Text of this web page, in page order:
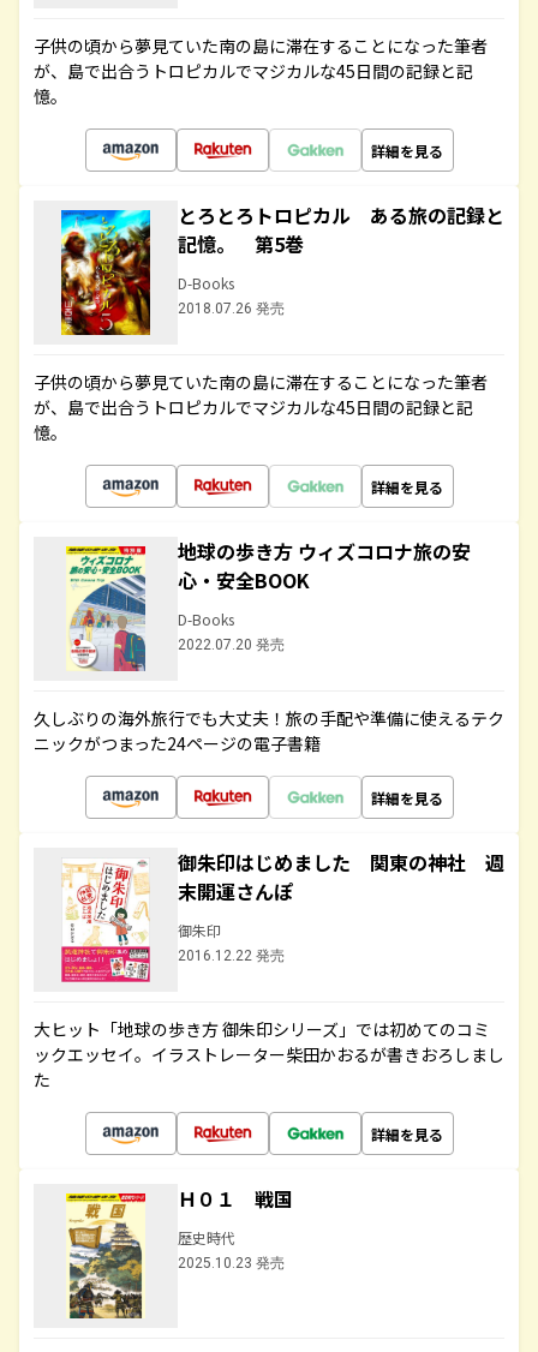
子供の頃から夢見ていた南の島に滞在することになった筆者
が、島で出合うトロピカルでマジカルな45日間の記録と記
憶。
詳細を見る
とろとろトロピカル ある旅の記録と
記憶。 第5巻
D-Books
2018.07.26 発売
子供の頃から夢見ていた南の島に滞在することになった筆者
が、島で出合うトロピカルでマジカルな45日間の記録と記
憶。
詳細を見る
地球の歩き方 ウィズコロナ旅の安
心・安全BOOK
D-Books
2022.07.20 発売
久しぶりの海外旅行でも大丈夫！旅の手配や準備に使えるテク
ニックがつまった24ページの電子書籍
詳細を見る
御朱印はじめました 関東の神社 週
末開運さんぽ
御朱印
2016.12.22 発売
大ヒット「地球の歩き方 御朱印シリーズ」では初めてのコミ
ックエッセイ。イラストレーター柴田かおるが書きおろしまし
た
詳細を見る
Ｈ０１ 戦国
歴史時代
2025.10.23 発売